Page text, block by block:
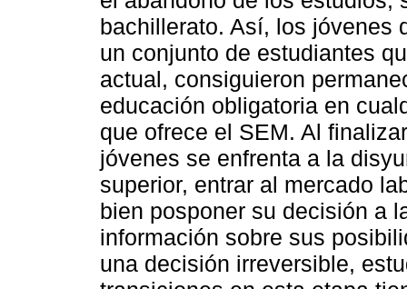
bachillerato. Así, los jóvenes
un conjunto de estudiantes
actual, consiguieron
educación obligatoria en
que ofrece el SEM. Al
jóvenes se enfrenta a la
superior, entrar al mercado
bien posponer su decisión a
información sobre sus
una decisión irreversible,